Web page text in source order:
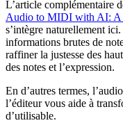
L’article complémentaire
Audio to MIDI with AI:
s’intègre naturellement
informations brutes de
raffiner la justesse des
des notes et l’expression.
En d’autres termes,
l’éditeur vous aide à
d’utilisable.